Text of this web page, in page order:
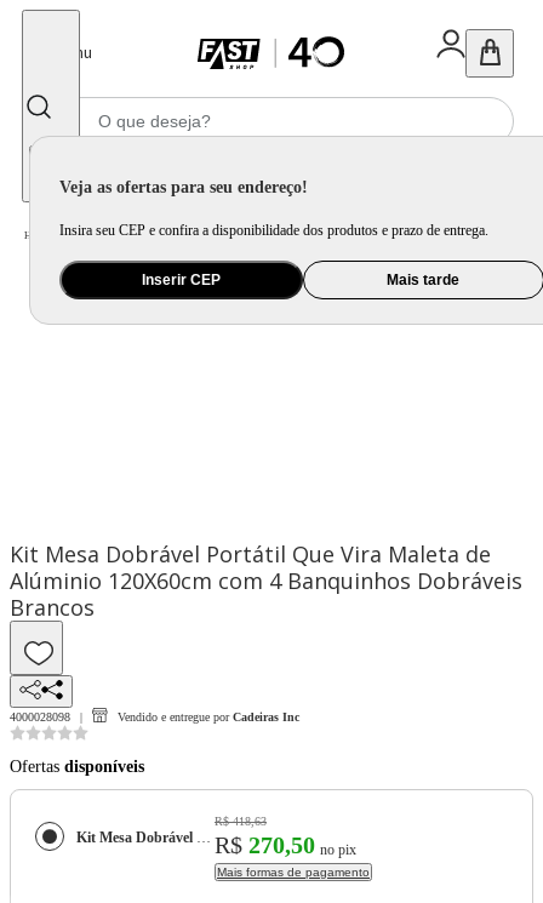
Menu
Veja as ofertas para seu endereço!
Insira seu CEP e confira a disponibilidade dos produtos e prazo de entrega.
Inserir CEP Mais tarde
Home Móveis e Decoração / Móveis para Área Externa / Mesa para Área Externa
Kit Mesa Dobrável Portátil Que Vira Maleta de
Alúminio 120X60cm com 4 Banquinhos Dobráveis
Brancos
4000028098 Vendido e entregue por Cadeiras Inc
Ofertas disponíveis
Kit Mesa Dobrável Portátil Que Vira Maleta de Alúminio 120X60cm com 4 Banquinhos Dobráveis Brancos
R$ 418,63
R$ 270,50 no pix
Mais formas de pagamento